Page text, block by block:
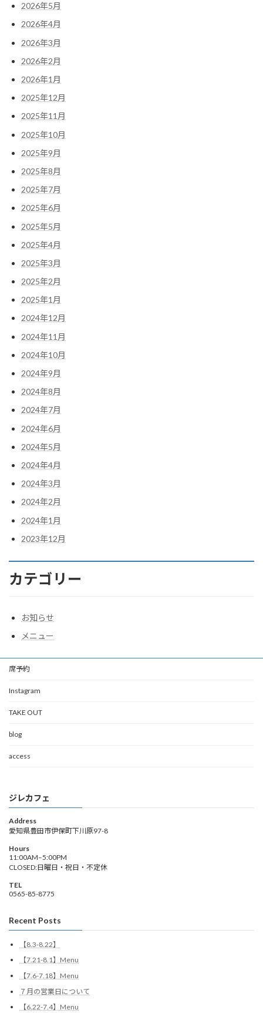
2026年5月
2026年4月
2026年3月
2026年2月
2026年1月
2025年12月
2025年11月
2025年10月
2025年9月
2025年8月
2025年7月
2025年6月
2025年5月
2025年4月
2025年3月
2025年2月
2025年1月
2024年12月
2024年11月
2024年10月
2024年9月
2024年8月
2024年7月
2024年6月
2024年5月
2024年4月
2024年3月
2024年2月
2024年1月
2023年12月
カテゴリー
お知らせ
メニュー
席予約
Instagram
TAKE OUT
blog
access
ジレカフェ
Address
愛知県豊田市伊保町下川原97-8
Hours
11:00AM–5:00PM
CLOSED:日曜日・祝日・不定休
TEL
0565-85-8775
Recent Posts
【8.3-8.22】
【7.21-8.1】Menu
【7.6-7.18】Menu
７月の営業日について
【6.22-7.4】Menu